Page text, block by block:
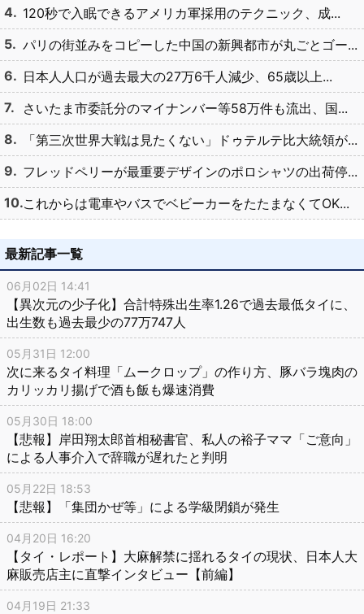
120秒で入眠できるアメリカ軍採用のテクニック、成...
パリの街並みをコピーした中国の新興都市が丸ごとゴー...
日本人人口が過去最大の27万6千人減少、65歳以上...
さいたま市委託分のマイナンバー等58万件も流出、国...
「第三次世界大戦は見たくない」ドゥテルテ比大統領が...
フレッドペリーが最重要デザインのポロシャツの出荷停...
これからは電車やバスでベビーカーをたたまなくてOK...
最新記事一覧
06月02日 14:41
【異次元の少子化】合計特殊出生率1.26で過去最低タイに、
出生数も過去最少の77万747人
05月31日 12:00
次に来るタイ料理「ムークロップ」の作り方、豚バラ塊肉の
カリッカリ揚げで酒も飯も爆速消費
05月30日 18:00
【悲報】岸田翔太郎首相秘書官、私人の裕子ママ「ご意向」
による人事介入で辞職が遅れたと判明
05月22日 18:53
【悲報】「集団かぜ等」による学級閉鎖が発生
04月20日 16:20
【タイ・レポート】大麻解禁に揺れるタイの現状、日本人大
麻販売店主に直撃インタビュー【前編】
04月19日 21:33